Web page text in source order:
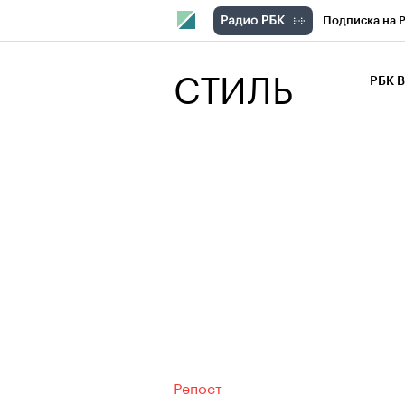
Подписка на
СТИЛЬ РБК
Репост